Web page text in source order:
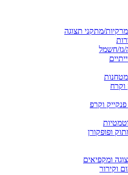
מתקני תצוגה
גז/חשמל
וקרח
פנקייק וקרפ
ופופקורן
ומקפיאים
וקירור